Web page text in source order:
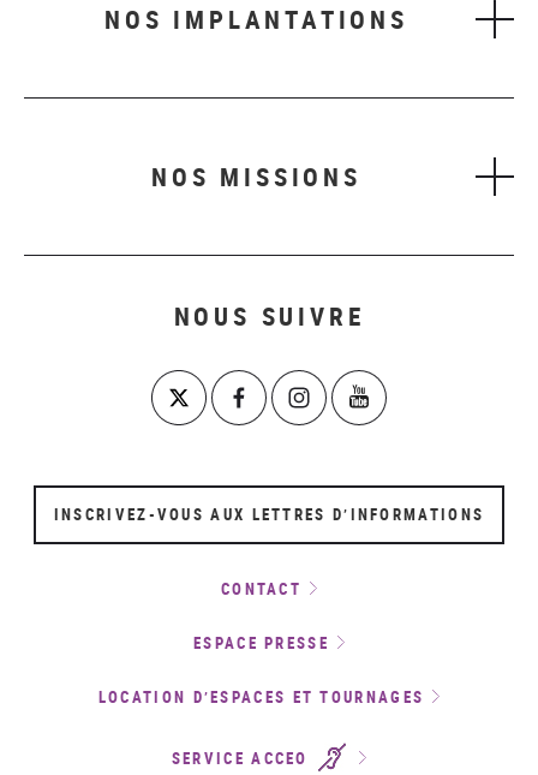
NOS IMPLANTATIONS
NOS MISSIONS
NOUS SUIVRE
INSCRIVEZ-VOUS AUX LETTRES D’INFORMATIONS
CONTACT
ESPACE PRESSE
LOCATION D’ESPACES ET TOURNAGES
SERVICE ACCEO